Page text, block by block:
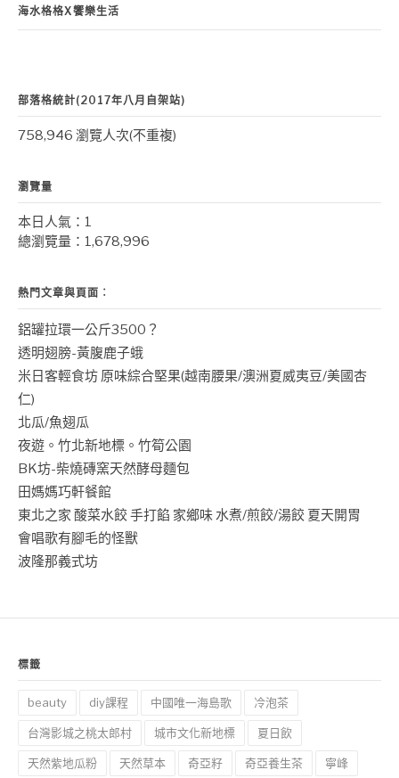
海水格格X饗樂生活
部落格統計(2017年八月自架站)
758,946 瀏覽人次(不重複)
瀏覽量
本日人氣：1
總瀏覽量：1,678,996
熱門文章與頁面︰
鋁罐拉環一公斤3500？
透明翅膀-黃腹鹿子蛾
米日客輕食坊 原味綜合堅果(越南腰果/澳洲夏威夷豆/美國杏
仁)
北瓜/魚翅瓜
夜遊。竹北新地標。竹筍公園
BK坊-柴燒磚窯天然酵母麵包
田媽媽巧軒餐館
東北之家 酸菜水餃 手打餡 家鄉味 水煮/煎餃/湯餃 夏天開胃
會唱歌有腳毛的怪獸
波隆那義式坊
標籤
beauty diy課程 中國唯一海島歌 冷泡茶
台灣影城之桃太郎村 城市文化新地標 夏日飲
天然紫地瓜粉 天然草本 奇亞籽 奇亞養生茶 寧峰